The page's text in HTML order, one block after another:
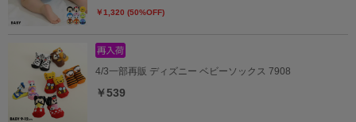
￥1,320 (50%OFF)
4/3一部再販 ディズニー ベビーソックス 7908
￥539